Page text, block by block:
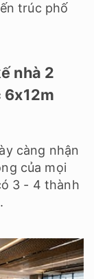
trúc phố
nhà 2
càng nhận
của mọi
3 - 4 thành